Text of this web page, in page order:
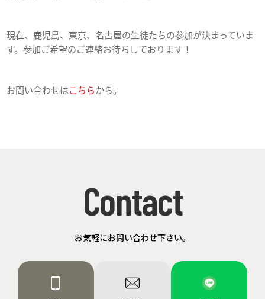
現在、鹿児島、東京、名古屋の生徒たちの参加が決まっていま
す。参加ご希望のご連絡お待ちしております！
お問い合わせはこちらから。
Contact
お気軽にお問い合わせ下さい。